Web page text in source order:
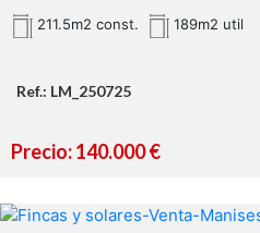
211.5m2 const. 189m2 util
Ref.: LM_250725
Precio: 140.000 €